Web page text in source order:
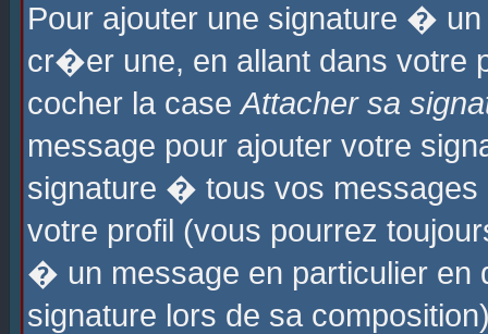
Pour ajouter une signature �
cr�er une, en allant dans
cocher la caseAttacher sa
message pour ajouter votre
signature � tous vos
votre profil (vous pourrez
� un message en particulier
signature lors de sa